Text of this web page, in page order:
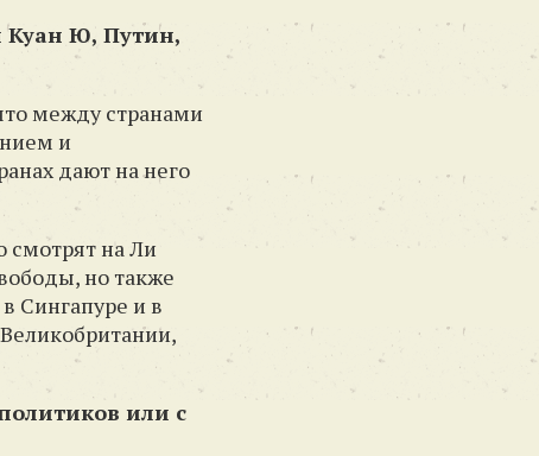
Куан Ю, Путин,
между странами
и
дают на него
смотрят на Ли
но также
Сингапуре и в
или с